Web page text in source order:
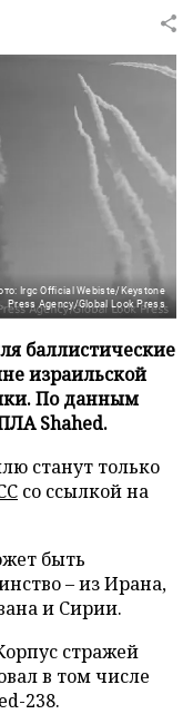
Irgc Official Webiste/Keystone
Press Agency/Global Look Press
баллистические
израильской
По данным
Shahed.
станут только
со ссылкой на
быть
– из Ирана,
и Сирии.
стражей
в том числе
238.